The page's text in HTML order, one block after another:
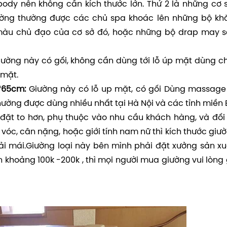
nên không cần kích thước lớn. Thứ 2 là những cơ
thường được các chủ spa khoác lên những bộ
chủ đạo của cơ sở đó, hoặc những bộ drap may
này có gối, không cần dùng tới lỗ úp mặt dùng
Giường này có lỗ up mặt, có gối Dùng
được dùng nhiều nhất tại Hà Nội và các tỉnh miền
to hơn, phụ thuộc vào nhu cầu khách hàng, và đối
cân nặng, hoặc giới tính nam nữ thì kích thước
mái.Giường loại này bên mình phải đặt xưởng sản
100k -200k , thì mọi người mua giường vui lòng